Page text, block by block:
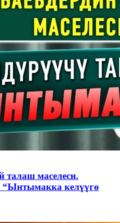
талаш маселеси.
“Ынтымакка келүүгө